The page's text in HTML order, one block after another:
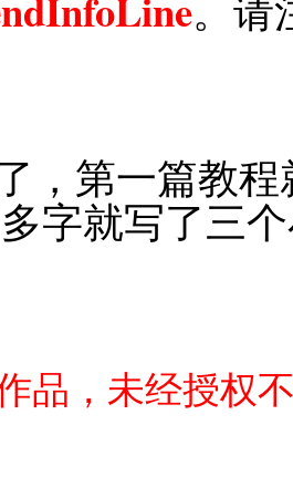
。请
，第一篇教
字就写了三
品，未经授权